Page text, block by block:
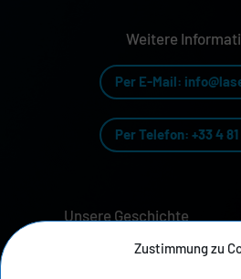
Zustimmung zu
Weitere
Per E-Mail:
Per Telefon: +33 4
Unsere Geschichte
Datenschutzrichtlinie